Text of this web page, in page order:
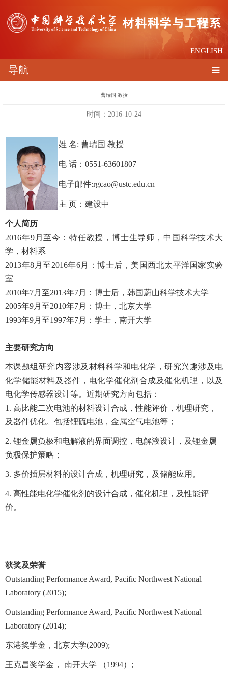
ENGLISH
导航
曹瑞国 教授
时间：2016-10-24
姓 名: 曹瑞国 教授
电 话：0551-63601807
电子邮件:rgcao@ustc.edu.cn
主 页：建设中
个人简历
2016年9月至今：特任教授，博士生导师，中国科学技术大
学，材料系
2013年8月至2016年6月：博士后，美国西北太平洋国家实验
室
2010年7月至2013年7月：博士后，韩国蔚山科学技术大学
2005年9月至2010年7月：博士，北京大学
1993年9月至1997年7月：学士，南开大学
主要研究方向
本课题组研究内容涉及材料科学和电化学，研究兴趣涉及电
化学储能材料及器件，电化学催化剂合成及催化机理，以及
电化学传感器设计等。近期研究方向包括：
1. 高比能二次电池的材料设计合成，性能评价，机理研究，
及器件优化。包括锂硫电池，金属空气电池等；
2. 锂金属负极和电解液的界面调控，电解液设计，及锂金属
负极保护策略；
3. 多价插层材料的设计合成，机理研究，及储能应用。
4. 高性能电化学催化剂的设计合成，催化机理，及性能评
价。
获奖及荣誉
Outstanding Performance Award, Pacific Northwest National
Laboratory (2015);
Outstanding Performance Award, Pacific Northwest National
Laboratory (2014);
东港奖学金，北京大学(2009);
王克昌奖学金， 南开大学 （1994）;